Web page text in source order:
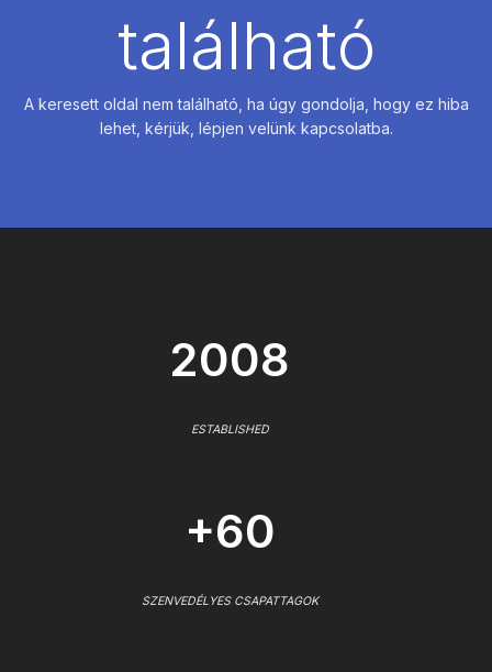
található
A keresett oldal nem található, ha úgy gondolja, hogy ez hiba
lehet, kérjük, lépjen velünk kapcsolatba.
2008
ESTABLISHED
+60
SZENVEDÉLYES CSAPATTAGOK